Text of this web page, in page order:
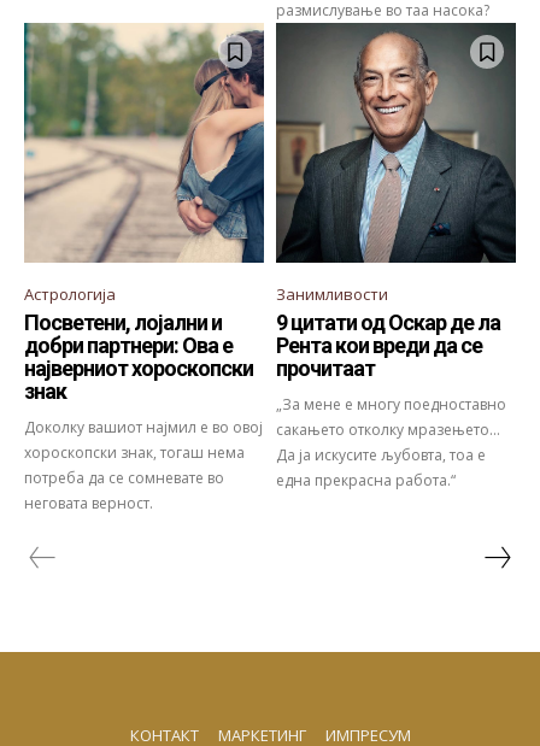
размислување во таа насока?
Астрологија
Посветени, лојални и
добри партнери: Ова е
најверниот хороскопски
знак
Доколку вашиот најмил е во овој
хороскопски знак, тогаш нема
потреба да се сомневате во
неговата верност.
Занимливости
9 цитати од Оскар де ла
Рента кои вреди да се
прочитаат
„За мене е многу поедноставно
сакањето отколку мразењето...
Да ја искусите љубовта, тоа е
една прекрасна работа.“
КОНТАКТ МАРКЕТИНГ ИМПРЕСУМ